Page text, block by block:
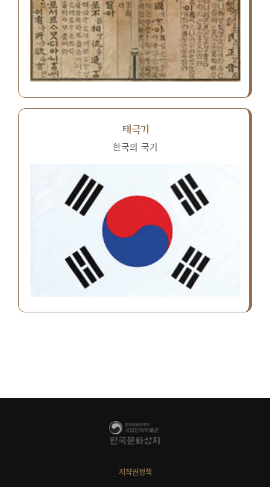
태극기
한국의 국기
저작권정책